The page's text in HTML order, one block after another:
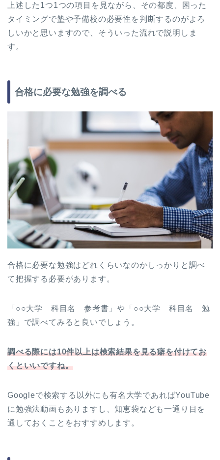
上述した1つ1つの項目を見ながら、その都度、困った
タイミングで塾や予備校の必要性を判断するのがよろ
しいかと思いますので、そういった流れで説明しま
す。
合格に必要な勉強を調べる
合格に必要な勉強はどれくらいなのかしっかりと調べ
て把握する必要があります。
「○○大学 科目名 参考書」や「○○大学 科目名 勉
強」で調べてみると良いでしょう。
調べる際には10件以上は検索結果を見る癖を付けてお
くといいですね。
Googleで検索する以外にも有名大学であればYouTube
に勉強法動画もありますし、知恵袋なども一通り目を
通しておくことをおすすめします。